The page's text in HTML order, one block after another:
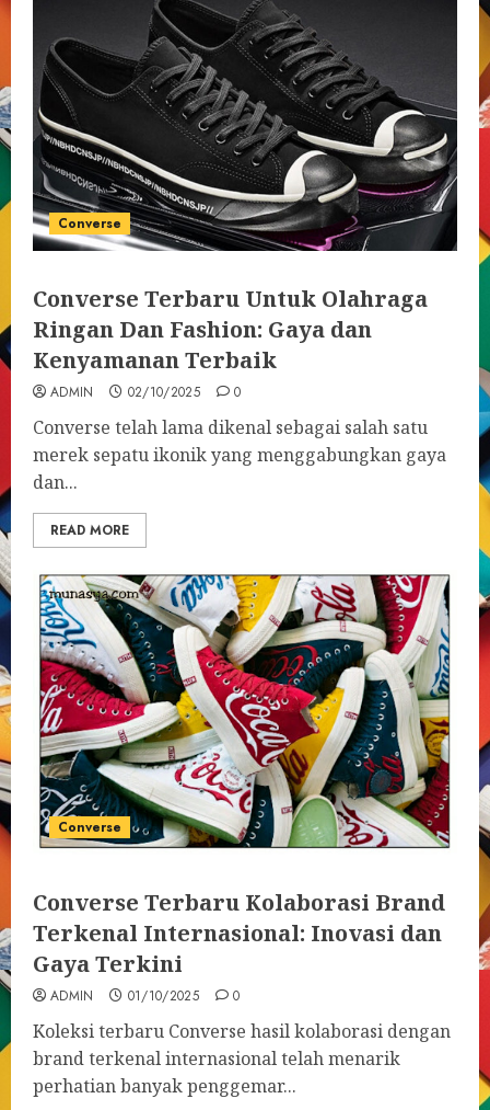
Converse
Converse Terbaru Untuk Olahraga
Ringan Dan Fashion: Gaya dan
Kenyamanan Terbaik
ADMIN 02/10/2025 0
Converse telah lama dikenal sebagai salah satu
merek sepatu ikonik yang menggabungkan gaya
dan...
READ MORE
Converse
Converse Terbaru Kolaborasi Brand
Terkenal Internasional: Inovasi dan
Gaya Terkini
ADMIN 01/10/2025 0
Koleksi terbaru Converse hasil kolaborasi dengan
brand terkenal internasional telah menarik
perhatian banyak penggemar...